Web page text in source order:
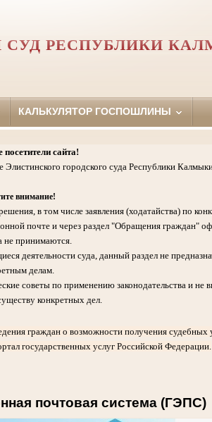
СУД РЕСПУБЛИКИ
КАЛЬКУЛЯТОР ГОСПОШЛИНЫ
сайта!
городского суда Республики
внимание!
в том числе заявления (ходатайства) по
почте и через раздел "Обращения граждан"
не принимаются.
деятельности суда, данный раздел не
делам.
советы по применению законодательства и не
конкретных дел.
граждан о возможности получения судебных
государственных услуг Российской Федерации.
почтовая система (ГЭПС)